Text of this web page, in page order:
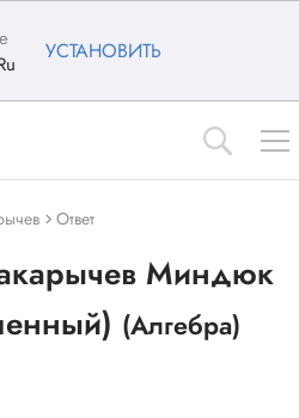
УСТАНОВИТЬ
Ответ
Миндюк
(Алгебра)